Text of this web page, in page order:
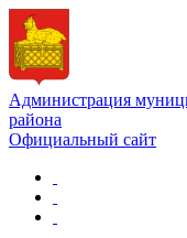
Администрация
района
Официальный сайт